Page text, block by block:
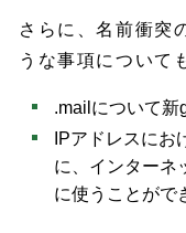
さらに、名前衝突
うな事項について
.mailについて
IPアドレスにお
に、インターネ
に使うことがで